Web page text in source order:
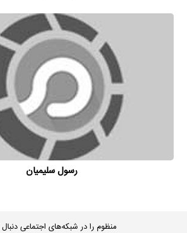
رسول سلیمیان
منظوم را در شبکه‌های اجتماعی دنبال